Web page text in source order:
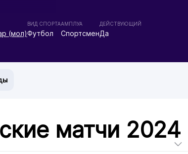
(мол)
ВИД СПОРТА
Футбол
АМПЛУА
Спортсмен
ДЕЙСТВУЮЩИЙ
Да
матчи 2024